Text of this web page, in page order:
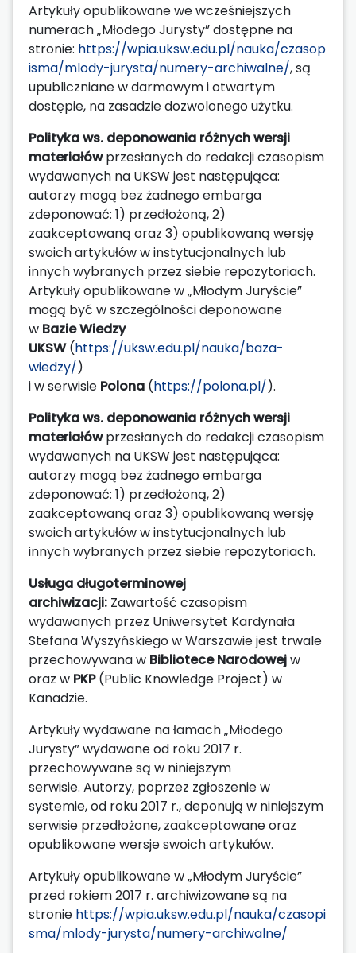
Artykuły opublikowane we wcześniejszych
numerach „Młodego Jurysty” dostępne na
stronie: https://wpia.uksw.edu.pl/nauka/czasop
isma/mlody-jurysta/numery-archiwalne/, są
upubliczniane w darmowym i otwartym
dostępie, na zasadzie dozwolonego użytku.
Polityka ws. deponowania różnych wersji
materiałówprzesłanych do redakcji czasopism
wydawanych na UKSW jest następująca:
autorzy mogą bez żadnego embarga
zdeponować: 1) przedłożoną, 2)
zaakceptowaną oraz 3) opublikowaną wersję
swoich artykułów w instytucjonalnych lub
innych wybranych przez siebie repozytoriach.
Artykuły opublikowane w „Młodym Juryście”
mogą być w szczególności deponowane
w Bazie Wiedzy
UKSW(https://uksw.edu.pl/nauka/baza-
wiedzy/)
i w serwisie Polona (https://polona.pl/).
Polityka ws. deponowania różnych wersji
materiałówprzesłanych do redakcji czasopism
wydawanych na UKSW jest następująca:
autorzy mogą bez żadnego embarga
zdeponować: 1) przedłożoną, 2)
zaakceptowaną oraz 3) opublikowaną wersję
swoich artykułów w instytucjonalnych lub
innych wybranych przez siebie repozytoriach.
Usługa długoterminowej
archiwizacji: Zawartość czasopism
wydawanych przez Uniwersytet Kardynała
Stefana Wyszyńskiego w Warszawie jest trwale
przechowywana w Bibliotece Narodowejw
oraz w PKP(Public Knowledge Project) w
Kanadzie.
Artykuły wydawane na łamach „Młodego
Jurysty” wydawane od roku 2017 r.
przechowywane są w niniejszym
serwisie. Autorzy, poprzez zgłoszenie w
systemie, od roku 2017 r., deponują w niniejszym
serwisie przedłożone, zaakceptowane oraz
opublikowane wersje swoich artykułów.
Artykuły opublikowane w „Młodym Juryście”
przed rokiem 2017 r. archiwizowane są na
stronie https://wpia.uksw.edu.pl/nauka/czasopi
sma/mlody-jurysta/numery-archiwalne/